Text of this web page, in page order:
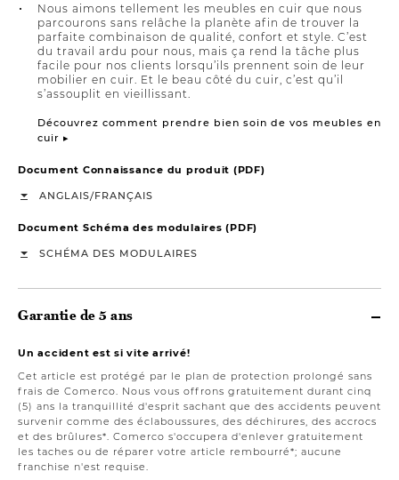
Nous aimons tellement les meubles en cuir que nous
parcourons sans relâche la planète afin de trouver la
parfaite combinaison de qualité, confort et style. C’est
du travail ardu pour nous, mais ça rend la tâche plus
facile pour nos clients lorsqu’ils prennent soin de leur
mobilier en cuir. Et le beau côté du cuir, c’est qu’il
s’assouplit en vieillissant.
Découvrez comment prendre bien soin de vos meubles en
cuir ▸
Document Connaissance du produit (PDF)
ANGLAIS/FRANÇAIS
Document Schéma des modulaires (PDF)
SCHÉMA DES MODULAIRES
Garantie de 5 ans
Un accident est si vite arrivé!
Cet article est protégé par le plan de protection prolongé sans
frais de Comerco. Nous vous offrons gratuitement durant cinq
(5) ans la tranquillité d'esprit sachant que des accidents peuvent
survenir comme des éclaboussures, des déchirures, des accrocs
et des brûlures*. Comerco s'occupera d'enlever gratuitement
les taches ou de réparer votre article rembourré*; aucune
franchise n'est requise.